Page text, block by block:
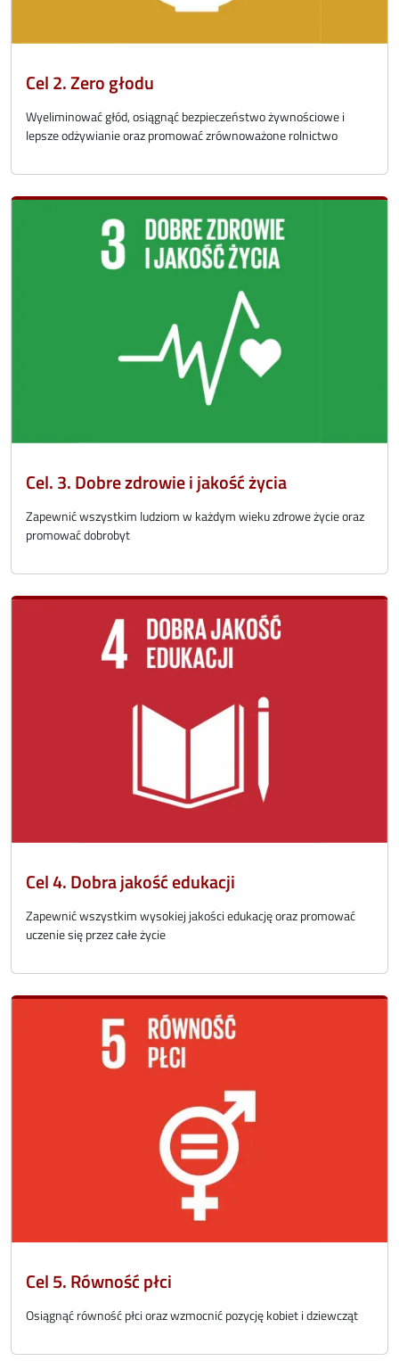
Cel 2. Zero głodu
Wyeliminować głód, osiągnąć bezpieczeństwo żywnościowe i
lepsze odżywianie oraz promować zrównoważone rolnictwo
Cel. 3. Dobre zdrowie i jakość życia
Zapewnić wszystkim ludziom w każdym wieku zdrowe życie oraz
promować dobrobyt
Cel 4. Dobra jakość edukacji
Zapewnić wszystkim wysokiej jakości edukację oraz promować
uczenie się przez całe życie
Cel 5. Równość płci
Osiągnąć równość płci oraz wzmocnić pozycję kobiet i dziewcząt